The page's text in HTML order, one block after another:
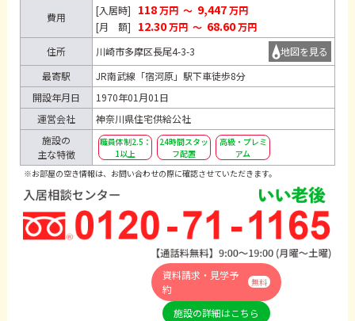
費用
[入居時] 118万円 ～ 9,447万円
[月 額]
12.30万円 ～ 68.60万円
住所
川崎市多摩区長尾4-3-3
地図を見る
最寄駅
JR南武線「宿河原」駅下車徒歩8分
開設年月日
1970年01月01日
運営会社
神奈川県住宅供給公社
施設の
主な特徴
職員体制2.5：
1以上
24時間スタッ
フ配置
高級・プレミ
アム
※お部屋の空き情報は、お問い合わせの際に確認させていただきます。
資料請求・見学予
約
無料
施設の詳細はこちら